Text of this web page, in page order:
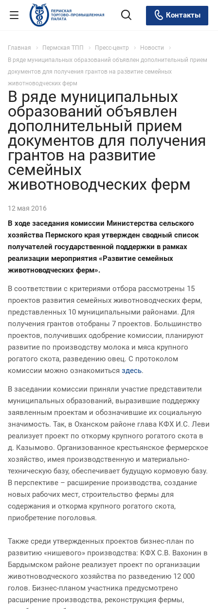
Контакты
Главная Пермская ТПП Пресс-центр
Новости
В ряде муниципальных образований объявлен дополнительный прием
документов для получения грантов на развитие семейных
животноводческих ферм
В ряде муниципальных
образований объявлен
дополнительный прием
документов для получения
грантов на развитие
семейных
животноводческих ферм
12 мая 2016
В ходе заседания комиссии Министерства сельского
хозяйства Пермского края утвержден сводный список
получателей государственной поддержки в рамках
реализации мероприятия «Развитие семейных
животноводческих ферм».
В соответствии с критериями отбора рассмотрены 15
проектов развития семейных животноводческих ферм,
представленных 10 муниципальными районами. Для
получения грантов отобраны 7 проектов. Большинство
проектов, получивших одобрение комиссии, планируют
развитие по производству молока и мяса крупного
рогатого скота, разведению овец. С протоколом
комиссии можно ознакомиться здесь.
В заседании комиссии приняли участие представители
муниципальных образований, выразившие поддержку
заявленным проектам и обозначившие их социальную
значимость. Так, в Оханском районе глава КФХ И.С. Леви
реализует проект по откорму крупного рогатого скота в
д. Казымово. Организованное крестьянское фермерское
хозяйство, имея производственную и материально-
техническую базу, обеспечивает будущую кормовую базу.
В перспективе – расширение производства, создание
новых рабочих мест, строительство фермы для
содержания и откорма крупного рогатого скота,
приобретение поголовья.
Также среди утвержденных проектов бизнес-план по
развитию «нишевого» производства: КФХ С.В. Вахонин в
Бардымском районе реализует проект по организации
животноводческого хозяйства по разведению 12 000
голов. Бизнес-планом участника предусмотрено
расширение производства, реконструкция фермы,